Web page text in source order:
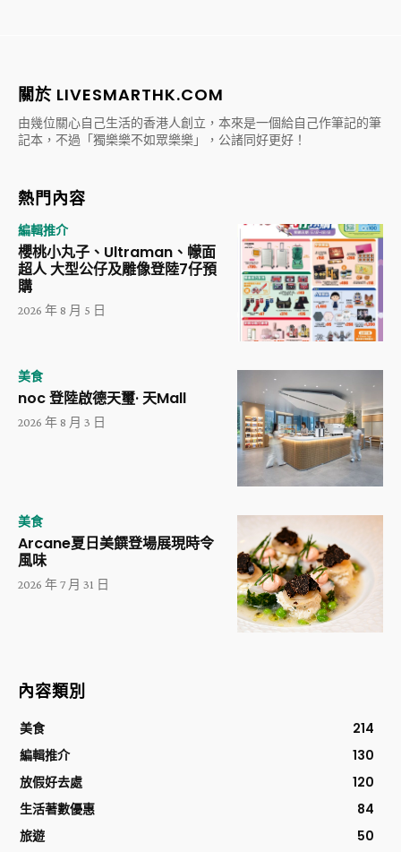
關於 LIVESMARTHK.COM
由幾位關心自己生活的香港人創立，本來是一個給自己作筆記的筆
記本，不過「獨樂樂不如眾樂樂」，公諸同好更好！
熱門內容
編輯推介
櫻桃小丸子、Ultraman、幪面
超人 大型公仔及雕像登陸7仔預
購
2026 年 8 月 5 日
美食
noc 登陸啟德天璽· 天Mall
2026 年 8 月 3 日
美食
Arcane夏日美饌登場展現時令
風味
2026 年 7 月 31 日
內容類別
美食
214
編輯推介
130
放假好去處
120
生活著數優惠
84
旅遊
50